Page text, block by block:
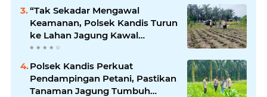
“Tak Sekadar Mengawal
Keamanan, Polsek Kandis Turun
ke Lahan Jagung Kawal
Ketahanan Pangan
Polsek Kandis Perkuat
Pendampingan Petani, Pastikan
Tanaman Jagung Tumbuh